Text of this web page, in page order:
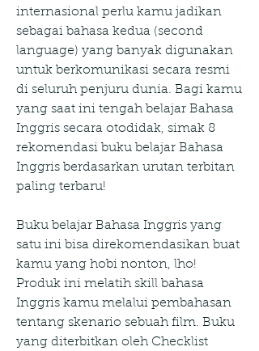
internasional perlu kamu jadikan
sebagai bahasa kedua (second
language) yang banyak digunakan
untuk berkomunikasi secara resmi
di seluruh penjuru dunia. Bagi kamu
yang saat ini tengah belajar Bahasa
Inggris secara otodidak, simak 8
rekomendasi buku belajar Bahasa
Inggris berdasarkan urutan terbitan
paling terbaru!
Buku belajar Bahasa Inggris yang
satu ini bisa direkomendasikan buat
kamu yang hobi nonton, lho!
Produk ini melatih skill bahasa
Inggris kamu melalui pembahasan
tentang skenario sebuah film. Buku
yang diterbitkan oleh Checklist